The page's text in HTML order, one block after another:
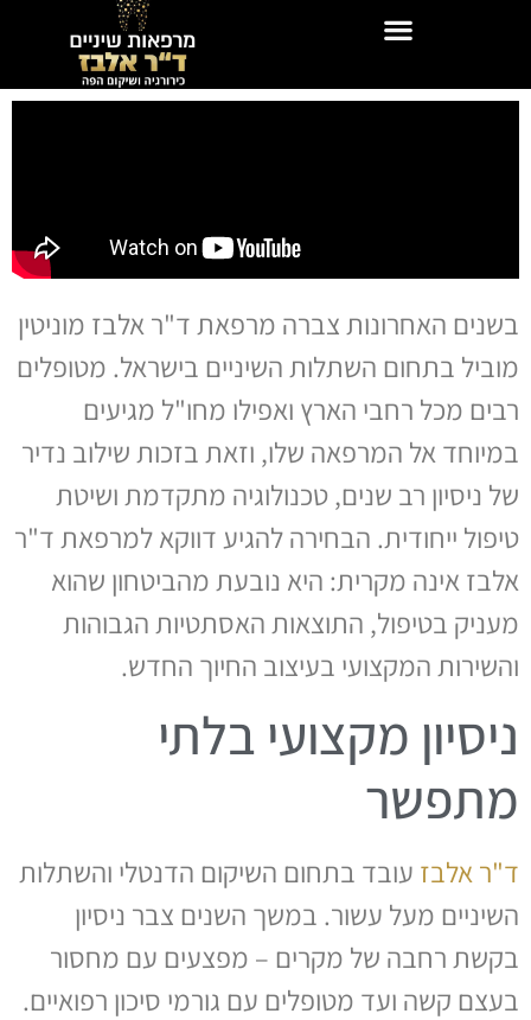
בשנים האחרונות צברה מרפאת ד"ר אלבז מוניטין
מוביל בתחום השתלות השיניים בישראל. מטופלים
רבים מכל רחבי הארץ ואפילו מחו"ל מגיעים
במיוחד אל המרפאה שלו, וזאת בזכות שילוב נדיר
של ניסיון רב שנים, טכנולוגיה מתקדמת ושיטת
טיפול ייחודית. הבחירה להגיע דווקא למרפאת ד"ר
אלבז אינה מקרית: היא נובעת מהביטחון שהוא
מעניק בטיפול, התוצאות האסתטיות הגבוהות
והשירות המקצועי בעיצוב החיוך החדש.
ניסיון מקצועי בלתי
מתפשר
ד"ר אלבז עובד בתחום השיקום הדנטלי והשתלות
השיניים מעל עשור. במשך השנים צבר ניסיון
בקשת רחבה של מקרים – מפצעים עם מחסור
בעצם קשה ועד מטופלים עם גורמי סיכון רפואיים.